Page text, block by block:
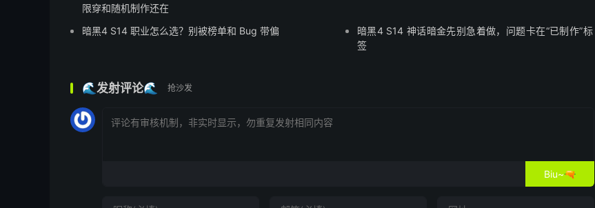
限穿和随机制作还在
暗黑4 S14 职业怎么选？别被榜单和 Bug 带偏
暗黑4 S14 神话暗金先别急着做，问题卡在“已制作”标
签
🌊发射评论🌊 抢沙发
Biu~🔫